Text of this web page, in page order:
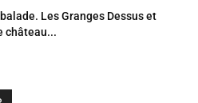
Les Granges Dessus et
château...